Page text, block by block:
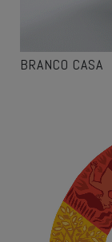
BRANCO CASA